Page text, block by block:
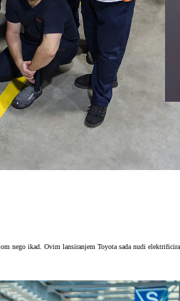
nego ikad. Ovim lansiranjem Toyota sada nudi